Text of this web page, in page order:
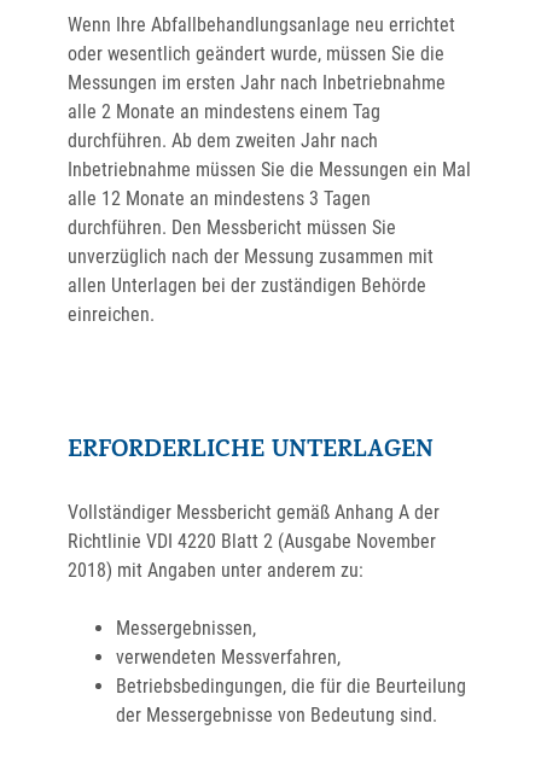
Wenn Ihre Abfallbehandlungsanlage neu errichtet
oder wesentlich geändert wurde, müssen Sie die
Messungen im ersten Jahr nach Inbetriebnahme
alle 2 Monate an mindestens einem Tag
durchführen. Ab dem zweiten Jahr nach
Inbetriebnahme müssen Sie die Messungen ein Mal
alle 12 Monate an mindestens 3 Tagen
durchführen. Den Messbericht müssen Sie
unverzüglich nach der Messung zusammen mit
allen Unterlagen bei der zuständigen Behörde
einreichen.
ERFORDERLICHE UNTERLAGEN
Vollständiger Messbericht gemäß Anhang A der
Richtlinie VDI 4220 Blatt 2 (Ausgabe November
2018) mit Angaben unter anderem zu:
Messergebnissen,
verwendeten Messverfahren,
Betriebsbedingungen, die für die Beurteilung
der Messergebnisse von Bedeutung sind.